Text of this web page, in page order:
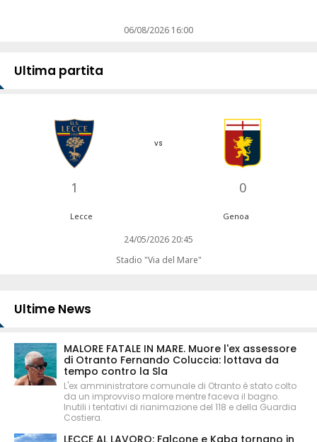
06/08/2026 16:00
Ultima partita
1
vs
0
Lecce Genoa
24/05/2026 20:45
Stadio "Via del Mare"
Ultime News
MALORE FATALE IN MARE. Muore l'ex assessore
di Otranto Fernando Coluccia: lottava da
tempo contro la Sla
L'ex amministratore comunale di Otranto è stato colto
da un improvviso malore mentre faceva il bagno.
Inutili i tentativi di rianimazione del 118 e della Guardia
Costiera.